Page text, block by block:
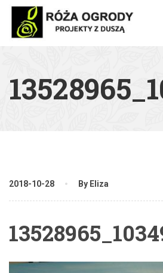
2018-10-28 By Eliza